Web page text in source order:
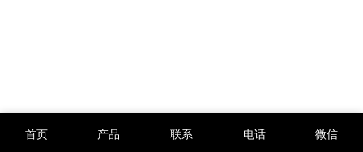
首页 产品 联系 电话 微信